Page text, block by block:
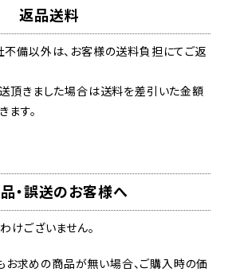
返品送料
備以外は、お客様の送料負担にてご返
頂きました場合は送料を差引いた金額
ます。
・誤送のお客様へ
けございません。
お求めの商品が無い場合、ご購入時の価